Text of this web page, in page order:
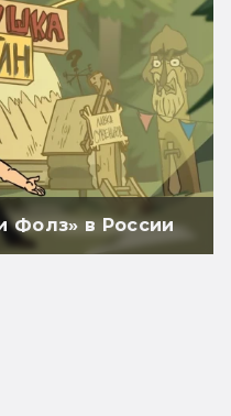
Фолз» в России